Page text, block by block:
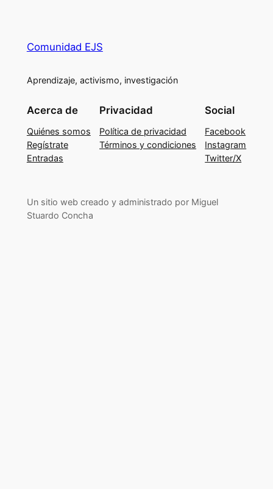
Comunidad EJS
Aprendizaje, activismo, investigación
Acerca de
Quiénes somos
Regístrate
Entradas
Privacidad
Política de privacidad
Términos y condiciones
Social
Facebook
Instagram
Twitter/X
Un sitio web creado y administrado por Miguel
Stuardo Concha